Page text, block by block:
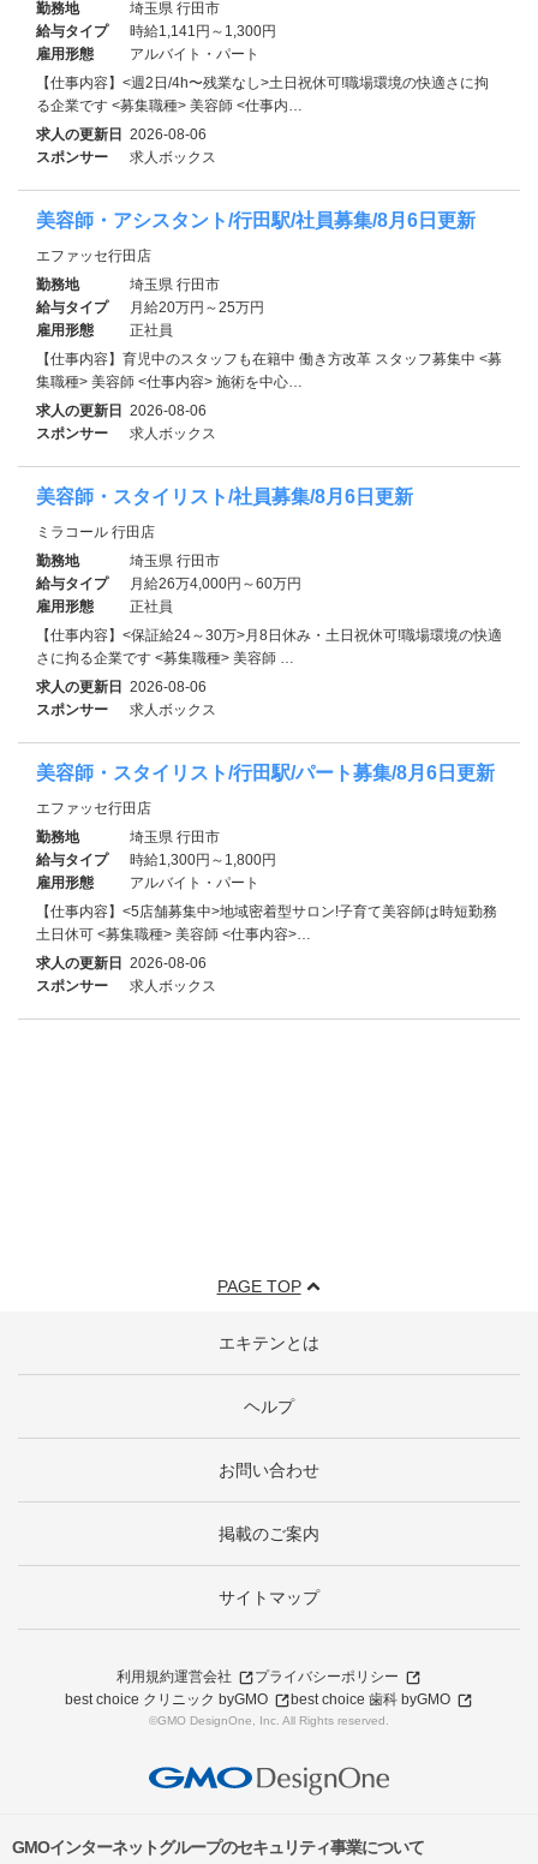
勤務地
埼玉県 行田市
給与タイプ
時給1,141円～1,300円
雇用形態
アルバイト・パート
【仕事内容】<週2日/4h〜残業なし>土日祝休可!職場環境の快適さに拘
る企業です <募集職種> 美容師 <仕事内…
求人の更新日 2026-08-06
スポンサー
求人ボックス
美容師・アシスタント/行田駅/社員募集/8月6日更新
エファッセ行田店
勤務地
埼玉県 行田市
給与タイプ
月給20万円～25万円
雇用形態
正社員
【仕事内容】育児中のスタッフも在籍中 働き方改革 スタッフ募集中 <募
集職種> 美容師 <仕事内容> 施術を中心…
求人の更新日 2026-08-06
スポンサー
求人ボックス
美容師・スタイリスト/社員募集/8月6日更新
ミラコール 行田店
勤務地
埼玉県 行田市
給与タイプ
月給26万4,000円～60万円
雇用形態
正社員
【仕事内容】<保証給24～30万>月8日休み・土日祝休可!職場環境の快適
さに拘る企業です <募集職種> 美容師 …
求人の更新日 2026-08-06
スポンサー
求人ボックス
美容師・スタイリスト/行田駅/パート募集/8月6日更新
エファッセ行田店
勤務地
埼玉県 行田市
給与タイプ
時給1,300円～1,800円
雇用形態
アルバイト・パート
【仕事内容】<5店舗募集中>地域密着型サロン!子育て美容師は時短勤務
土日休可 <募集職種> 美容師 <仕事内容>…
求人の更新日 2026-08-06
スポンサー
求人ボックス
PAGE TOP
エキテンとは
ヘルプ
お問い合わせ
掲載のご案内
サイトマップ
利用規約運営会社
プライバシーポリシー
best choice クリニック byGMO
best choice 歯科 byGMO
©GMO DesignOne, Inc. All Rights reserved.
GMOインターネットグループのセキュリティ事業について